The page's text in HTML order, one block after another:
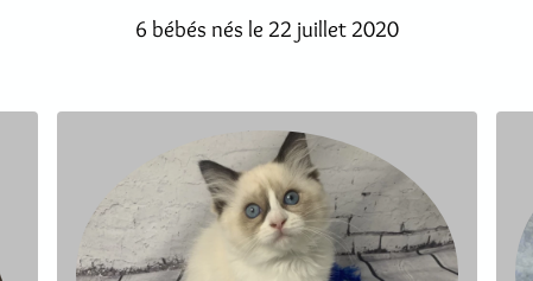
6 bébés nés le 22 juillet 2020